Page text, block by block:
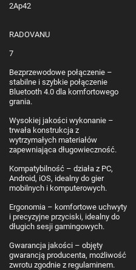
2Ap42
RADOVANU
7
Bezprzewodowe połączenie –
stabilne i szybkie połączenie
Bluetooth 4.0 dla komfortowego
grania.
Wysokiej jakości wykonanie –
trwała konstrukcja z
wytrzymałych materiałów
zapewniająca długowieczność.
Kompatybilność – działa z PC,
Android, iOS, idealny do gier
mobilnych i komputerowych.
Ergonomia – komfortowe uchwyty
i precyzyjne przyciski, idealny do
długich sesji gamingowych.
Gwarancja jakości – objęty
gwarancją producenta, możliwość
zwrotu zgodnie z regulaminem.